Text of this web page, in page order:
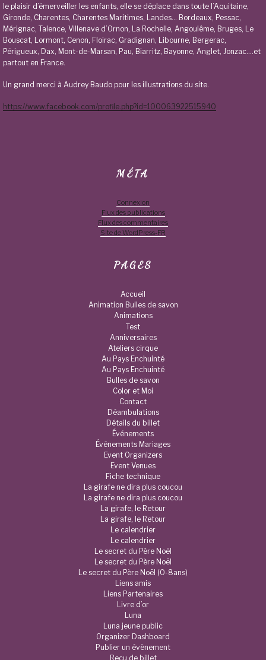
le plaisir d’émerveiller les enfants, elle se déplace dans toute l’Aquitaine,
Gironde, Charentes, Charentes Maritimes, Landes… Bordeaux, Pessac,
Mérignac, Talence, Villenave d’Ornon, La Rochelle, Angoulême, Bruges, Le
Bouscat, Lormont, Cenon, Floirac, Gradignan, Libourne, Bergerac,
Périgueux, Dax, Mont-de-Marsan, Pau, Biarritz, Bayonne, Anglet, Jonzac….et
partout en France.
Un grand merci à Audrey Baudo pour les illustrations du site.
https://www.facebook.com/profile.php?id=100063922515940
MÉTA
Connexion
Flux des publications
Flux des commentaires
Site de WordPress-FR
PAGES
Accueil
Animation Bulles de savon
Animations
Test
Anniversaires
Ateliers cirque
Au Pays Enchuinté
Au Pays Enchuinté
Bulles de savon
Color et Moi
Contact
Déambulations
Détails du billet
Événements
Événements Mariages
Event Organizers
Event Venues
Fiche technique
La girafe ne dira plus coucou
La girafe ne dira plus coucou
La girafe, le Retour
La girafe, le Retour
Le calendrier
Le calendrier
Le secret du Père Noël
Le secret du Père Noël
Le secret du Père Noël (0-8ans)
Liens amis
Liens Partenaires
Livre d’or
Luna
Luna jeune public
Organizer Dashboard
Publier un évènement
Reçu de billet